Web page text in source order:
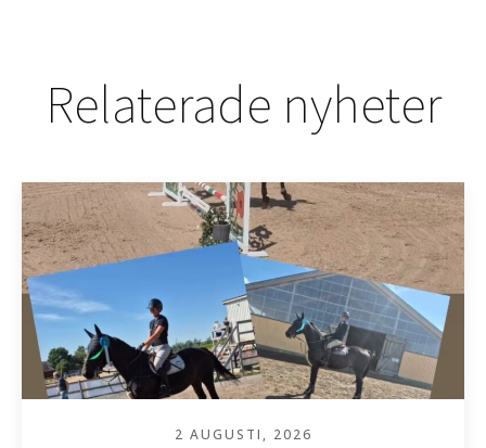
Relaterade nyheter
2 AUGUSTI, 2026